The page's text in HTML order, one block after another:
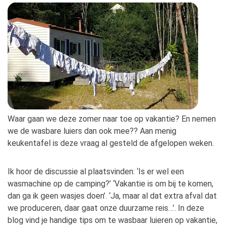
Hoe begin ik?
Waar gaan we deze zomer naar toe op vakantie? En nemen
we de wasbare luiers dan ook mee?? Aan menig
keukentafel is deze vraag al gesteld de afgelopen weken.
Ik hoor de discussie al plaatsvinden: ‘Is er wel een
wasmachine op de camping?’ ‘Vakantie is om bij te komen,
dan ga ik geen wasjes doen’. ‘Ja, maar al dat extra afval dat
we produceren, daar gaat onze duurzame reis…’. In deze
blog vind je handige tips om te wasbaar luieren op vakantie,